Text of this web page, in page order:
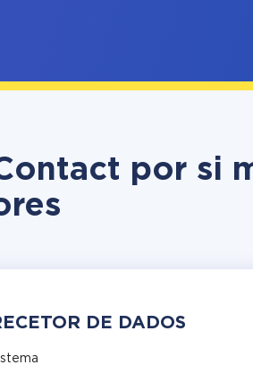
por si
DE DADOS